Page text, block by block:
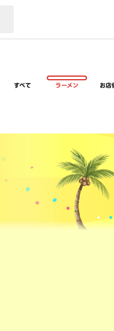
すべて ラーメン お店
ゴイヤスー夏祭